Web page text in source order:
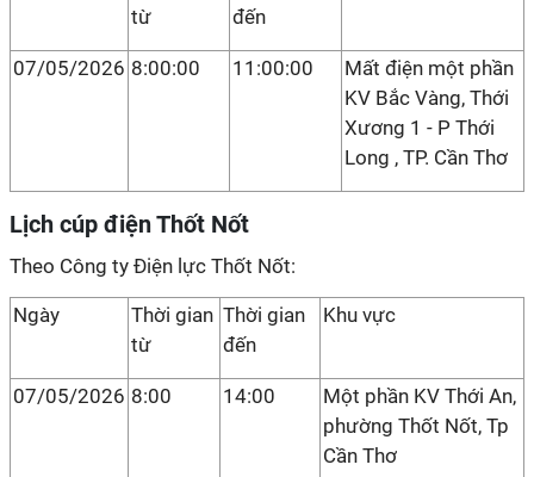
từ
đến
07/05/2026 8:00:00 11:00:00
Mất điện một phần
KV Bắc Vàng, Thới
Xương 1 - P Thới
Long , TP. Cần Thơ
Lịch cúp điện Thốt Nốt
Theo Công ty Điện lực Thốt Nốt:
Ngày
Thời gian
từ
Thời gian
đến
Khu vực
07/05/2026 8:00 14:00
Một phần KV Thới An,
phường Thốt Nốt, Tp
Cần Thơ